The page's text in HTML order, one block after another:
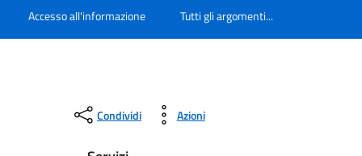
Accesso all'informazione Tutti gli argomenti...
Condividi Azioni